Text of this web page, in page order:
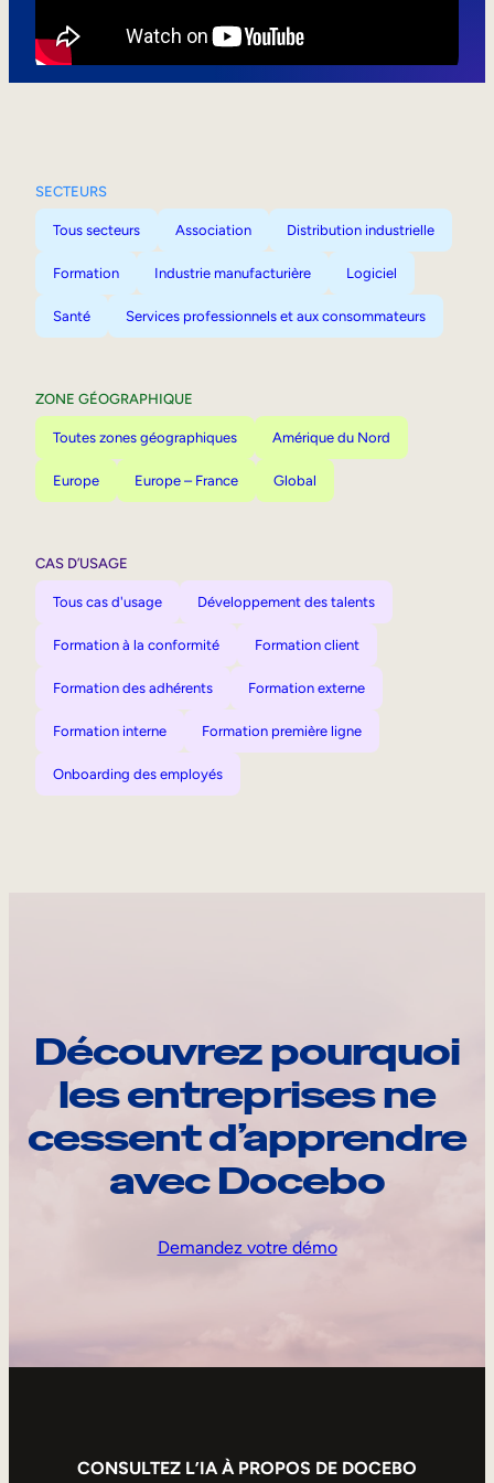
SECTEURS
Tous secteurs Association Distribution industrielle
Formation Industrie manufacturière Logiciel
Santé Services professionnels et aux consommateurs
ZONE GÉOGRAPHIQUE
Toutes zones géographiques Amérique du Nord
Europe Europe – France Global
CAS D’USAGE
Tous cas d'usage Développement des talents
Formation à la conformité Formation client
Formation des adhérents Formation externe
Formation interne Formation première ligne
Onboarding des employés
Découvrez pourquoi
les entreprises ne
cessent d’apprendre
avec Docebo
Demandez votre démo
CONSULTEZ L’IA À PROPOS DE DOCEBO